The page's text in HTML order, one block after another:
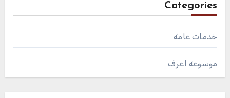
Categories
خدمات عامة
موسوعة اعرف